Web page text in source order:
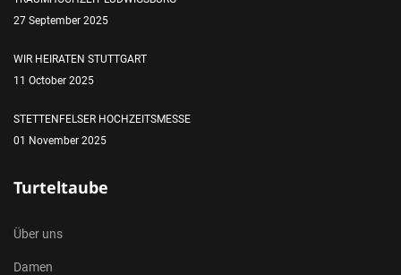
27 September 2025
WIR HEIRATEN STUTTGART
11 October 2025
STETTENFELSER HOCHZEITSMESSE
01 November 2025
Turteltaube
Über uns
Damen